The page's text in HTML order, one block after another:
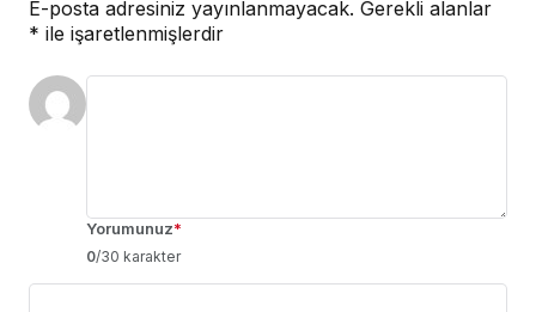
E-posta adresiniz yayınlanmayacak. Gerekli alanlar
* ile işaretlenmişlerdir
Yorumunuz*
0/30 karakter